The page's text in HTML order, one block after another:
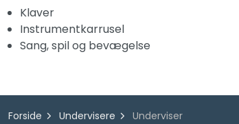
Klaver
Instrumentkarrusel
Sang, spil og bevægelse
Forside Undervisere Underviser